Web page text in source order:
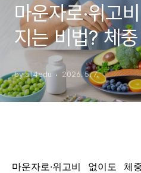
마운자로·위고
지는 비법? 체
인 보충제 15
by all4edu 2026. 5. 7.
마운자로·위고비 없이도